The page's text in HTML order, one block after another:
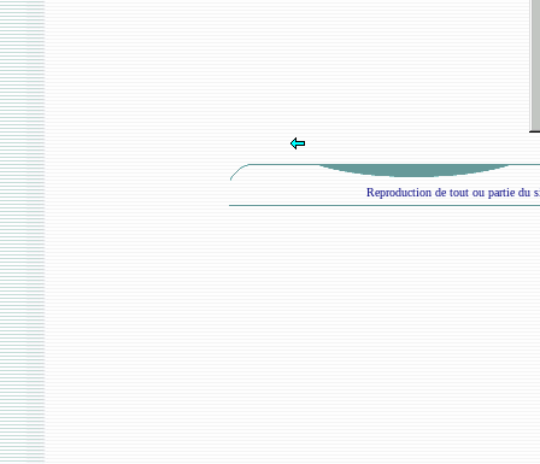
Reproduction de tout ou partie du